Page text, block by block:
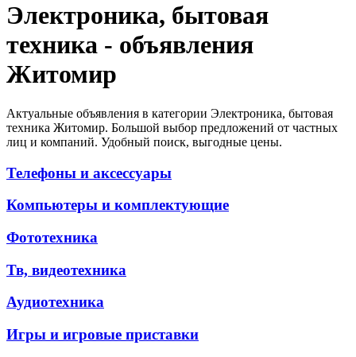
Электроника, бытовая
техника - объявления
Житомир
Актуальные объявления в категории Электроника, бытовая
техника Житомир. Большой выбор предложений от частных
лиц и компаний. Удобный поиск, выгодные цены.
Телефоны и аксессуары
Компьютеры и комплектующие
Фототехника
Тв, видеотехника
Аудиотехника
Игры и игровые приставки